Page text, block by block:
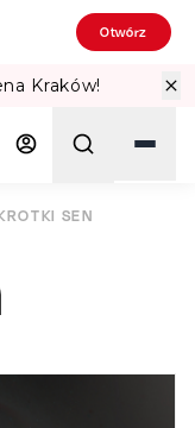
Otwórz
Lato w PKiN!
SEN